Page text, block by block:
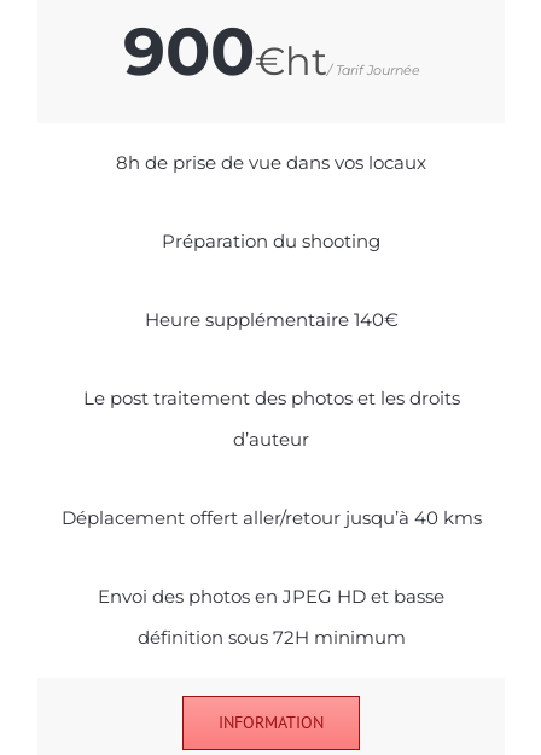
900€ht/ Tarif Journée
8h de prise de vue dans vos locaux
Préparation du shooting
Heure supplémentaire 140€
Le post traitement des photos et les droits
d’auteur
Déplacement offert aller/retour jusqu’à 40 kms
Envoi des photos en JPEG HD et basse
définition sous 72H minimum
INFORMATION